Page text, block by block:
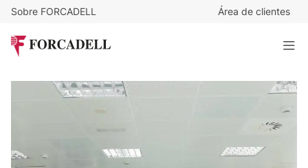
Sobre FORCADELL Área de clientes
Oficina en alquiler. Edificio de obra nueva. Sant Cugat
Vallès.